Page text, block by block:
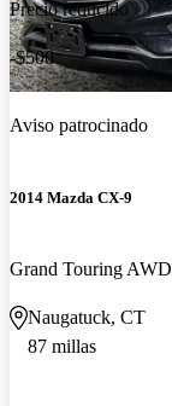
Precio reducido
-$500
Aviso patrocinado
2014 Mazda CX-9
Grand Touring AWD
Naugatuck, CT
87 millas